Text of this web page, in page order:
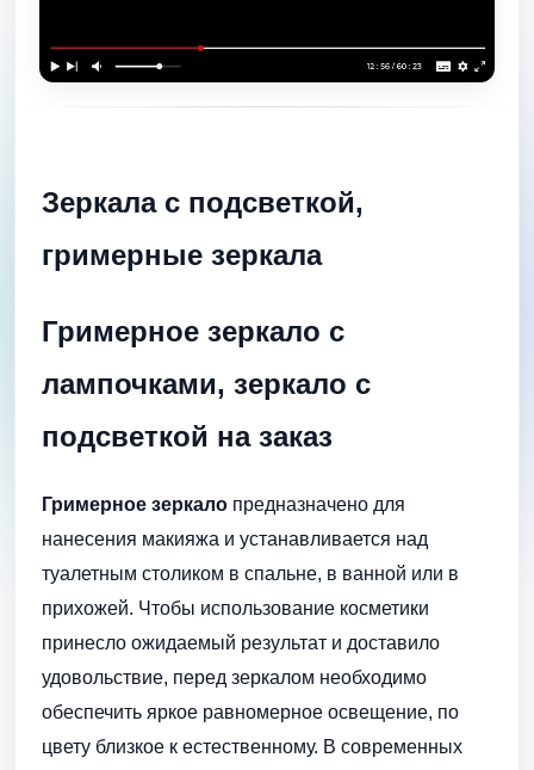
Зеркала с подсветкой,
гримерные зеркала
Гримерное зеркало с
лампочками, зеркало с
подсветкой на заказ
Гримерное зеркало предназначено для
нанесения макияжа и устанавливается над
туалетным столиком в спальне, в ванной или в
прихожей. Чтобы использование косметики
принесло ожидаемый результат и доставило
удовольствие, перед зеркалом необходимо
обеспечить яркое равномерное освещение, по
цвету близкое к естественному. В современных